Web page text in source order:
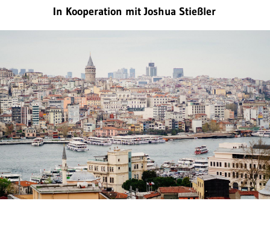
In Kooperation mit Joshua Stießler